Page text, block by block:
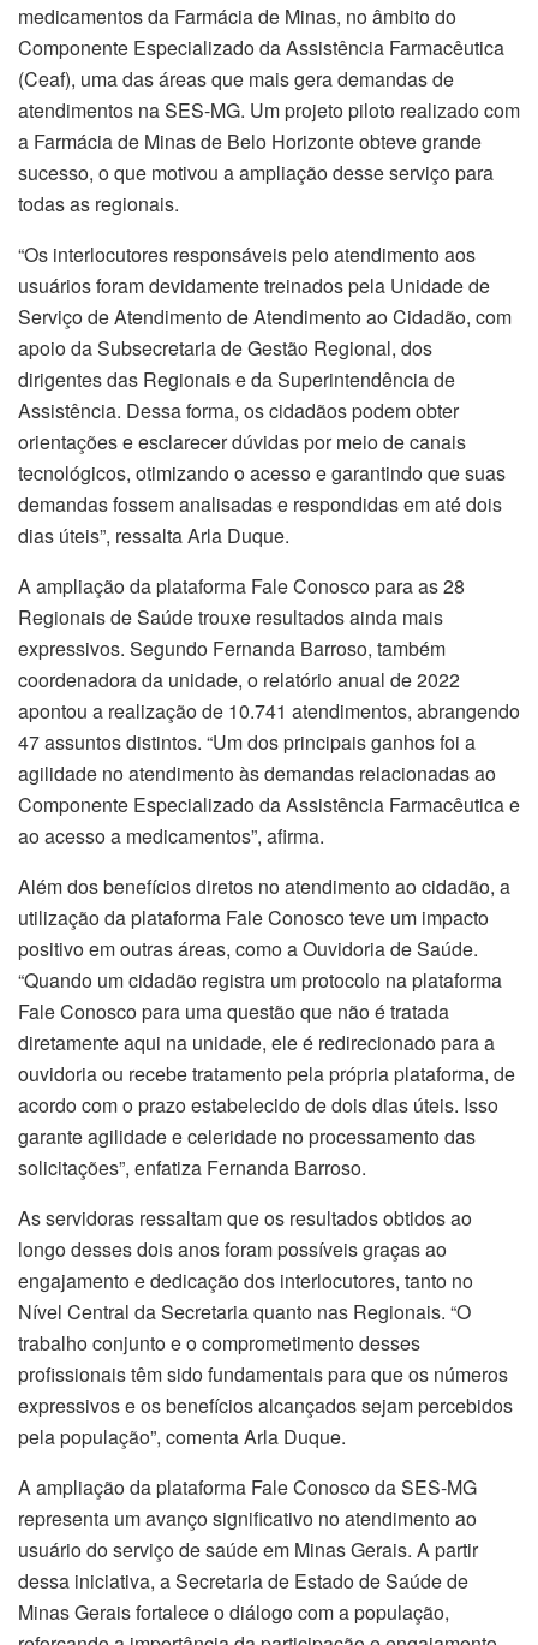
medicamentos da Farmácia de Minas, no âmbito do
Componente Especializado da Assistência Farmacêutica
(Ceaf), uma das áreas que mais gera demandas de
atendimentos na SES-MG. Um projeto piloto realizado com
a Farmácia de Minas de Belo Horizonte obteve grande
sucesso, o que motivou a ampliação desse serviço para
todas as regionais.
“Os interlocutores responsáveis pelo atendimento aos
usuários foram devidamente treinados pela Unidade de
Serviço de Atendimento de Atendimento ao Cidadão, com
apoio da Subsecretaria de Gestão Regional, dos
dirigentes das Regionais e da Superintendência de
Assistência. Dessa forma, os cidadãos podem obter
orientações e esclarecer dúvidas por meio de canais
tecnológicos, otimizando o acesso e garantindo que suas
demandas fossem analisadas e respondidas em até dois
dias úteis”, ressalta Arla Duque.
A ampliação da plataforma Fale Conosco para as 28
Regionais de Saúde trouxe resultados ainda mais
expressivos. Segundo Fernanda Barroso, também
coordenadora da unidade, o relatório anual de 2022
apontou a realização de 10.741 atendimentos, abrangendo
47 assuntos distintos. “Um dos principais ganhos foi a
agilidade no atendimento às demandas relacionadas ao
Componente Especializado da Assistência Farmacêutica e
ao acesso a medicamentos”, afirma.
Além dos benefícios diretos no atendimento ao cidadão, a
utilização da plataforma Fale Conosco teve um impacto
positivo em outras áreas, como a Ouvidoria de Saúde.
“Quando um cidadão registra um protocolo na plataforma
Fale Conosco para uma questão que não é tratada
diretamente aqui na unidade, ele é redirecionado para a
ouvidoria ou recebe tratamento pela própria plataforma, de
acordo com o prazo estabelecido de dois dias úteis. Isso
garante agilidade e celeridade no processamento das
solicitações”, enfatiza Fernanda Barroso.
As servidoras ressaltam que os resultados obtidos ao
longo desses dois anos foram possíveis graças ao
engajamento e dedicação dos interlocutores, tanto no
Nível Central da Secretaria quanto nas Regionais. “O
trabalho conjunto e o comprometimento desses
profissionais têm sido fundamentais para que os números
expressivos e os benefícios alcançados sejam percebidos
pela população”, comenta Arla Duque.
A ampliação da plataforma Fale Conosco da SES-MG
representa um avanço significativo no atendimento ao
usuário do serviço de saúde em Minas Gerais. A partir
dessa iniciativa, a Secretaria de Estado de Saúde de
Minas Gerais fortalece o diálogo com a população,